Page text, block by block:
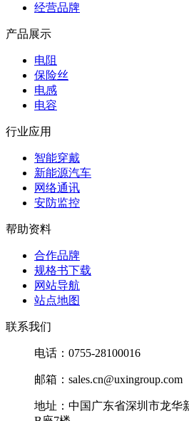
经营品牌
产品展示
电阻
保险丝
电感
电容
行业应用
智能穿戴
新能源汽车
网络通讯
安防监控
帮助资料
合作品牌
规格书下载
网站导航
站点地图
联系我们
电话：0755-28100016
邮箱：sales.cn@uxingroup.com
地址：中国广东省深圳市龙华